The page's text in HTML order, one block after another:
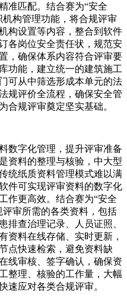
准匹配。结合赛为“安全
构管理功能，将合规评审
构设置等内容，整合到软件
各岗位安全责任状，规范安
，确保体系内容符合评审要
功能，建立统一的建筑施工
可从中筛选形成本单元的法
规评价全流程，确保安全管
合规评审奠定坚实基础。
数字化管理，提升评审准备
资料的整理与核验，中大型
统纸质资料管理模式难以满
件可实现评审资料的数字化
作更高效。结合赛为“安全
审所需的各类资料，包括
排查治理记录、人员证照、
资料在线存储、实时更新，
点快速检索，避免资料缺
线审核、签字确认，确保资
整理、核验的工作量，大幅
速应对各类合规评审。